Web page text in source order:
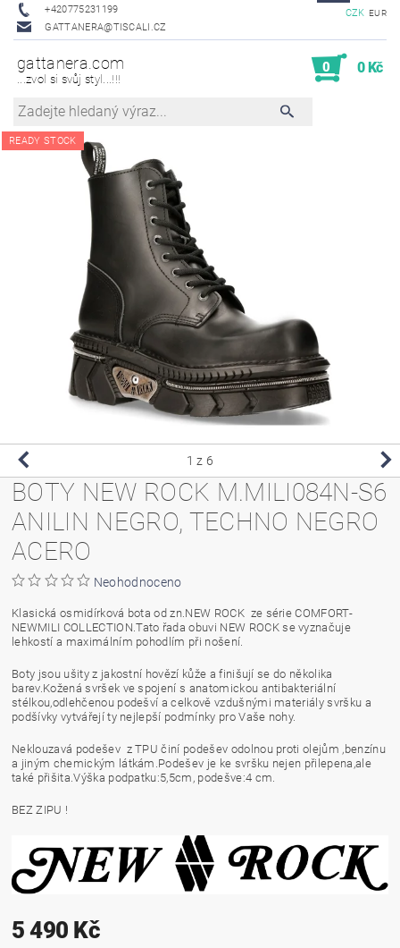
+420775231199
GATTANERA@TISCALI.CZ
CZK EUR
gattanera.com
...zvol si svůj styl...!!!
0 0 Kč
READY STOCK
1 z 6
BOTY NEW ROCK M.MILI084N-S6
ANILIN NEGRO, TECHNO NEGRO
ACERO
Neohodnoceno
Klasická osmidírková bota od zn.NEW ROCK ze série COMFORT-
NEWMILI COLLECTION.Tato řada obuvi NEW ROCK se vyznačuje
lehkostí a maximálním pohodlím při nošení.
Boty jsou ušity z jakostní hovězí kůže a finišují se do několika
barev.Kožená svršek ve spojení s anatomickou antibakteriální
stélkou,odlehčenou podešví a celkově vzdušnými materiály svršku a
podšívky vytvářejí ty nejlepší podmínky pro Vaše nohy.
Neklouzavá podešev z TPU činí podešev odolnou proti olejům ,benzínu
a jiným chemickým látkám.Podešev je ke svršku nejen přilepena,ale
také přišita.Výška podpatku:5,5cm, podešve:4 cm.
BEZ ZIPU !
5 490 Kč